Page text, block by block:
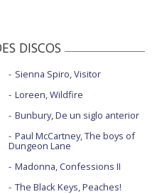
DISCOS
Sienna Spiro, Visitor
Loreen, Wildfire
Bunbury, De un siglo anterior
Paul McCartney, The boys of
Dungeon Lane
Madonna, Confessions II
The Black Keys, Peaches!